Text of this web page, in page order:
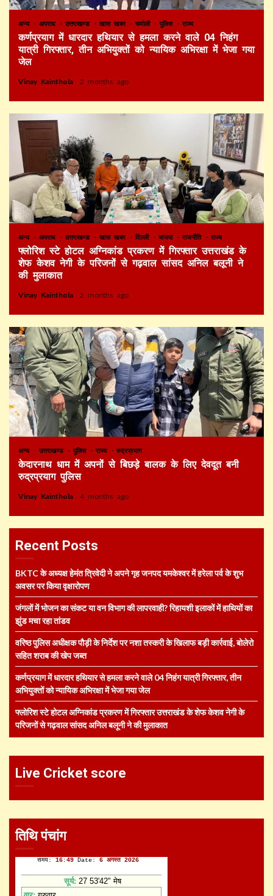
अन्य अपराध उत्तराखण्ड खास खबर चमोली पुलिस राज्य
कर्णप्रयाग में धारदार हथियार से हमला करने वाले 04 निहंग
यात्री गिरफ्तार, तीन अभियुक्तों को न्यायिक अभिरक्षा में भेजा गया
जेल
Vinay Kainthola 2 months ago
अन्य अपराध उत्तराखण्ड खास खबर दिल्ली भाजपा राजनीति राज्य
फ्लोरिश स्टे होटल अग्निकांड प्रकरण में गिरफ्तार उत्तराखंड के
शेफ केशव नेगी के परिजनों से गढ़वाल सांसद अनिल बलूनी ने
की मुलाकात
Vinay Kainthola 2 months ago
अन्य उत्तराखण्ड पुलिस राज्य रुद्रप्रयाग
केदारनाथ धाम में अपनों से बिछड़े बालक के लिए देवदूत बनी
रुद्रप्रयाग पुलिस
Vinay Kainthola 4 months ago
Recent Posts
BKTC के अध्यक्ष हेमंत त्रिवेदी ने अपने गृह जनपद यमकेश्वर में हरेला पर्व के शुभ
अवसर पर किया वृक्षारोपण
जंगलों में भोजन का संकट या वन विभाग की लापरवाही? रिहायशी इलाकों में हाथियों का
झुंड मचा रहा तांडव
वरिष्ठ पुलिस अधीक्षक पौड़ी के निर्देश पर नशा तस्करी के खिलाफ बड़ी कार्रवाई, बोलेरो
सहित शराब की खेप जब्त
कर्णप्रयाग में धारदार हथियार से हमला करने वाले 04 निहंग यात्री गिरफ्तार, तीन
अभियुक्तों को न्यायिक अभिरक्षा में भेजा गया जेल
फ्लोरिश स्टे होटल अग्निकांड प्रकरण में गिरफ्तार उत्तराखंड के शेफ केशव नेगी के
परिजनों से गढ़वाल सांसद अनिल बलूनी ने की मुलाकात
Live Cricket score
तिथि पंचांग